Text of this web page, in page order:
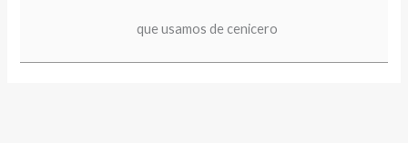
que usamos de cenicero